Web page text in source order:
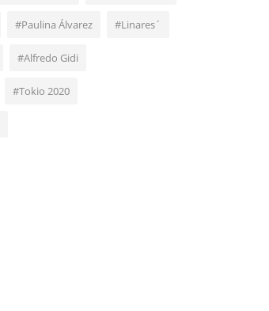
#Paulina Álvarez #Linares´
#Alfredo Gidi
#Tokio 2020